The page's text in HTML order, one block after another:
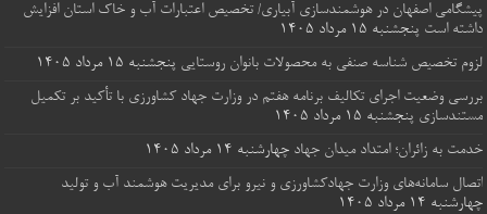
پیشگامی اصفهان در هوشمندسازی آبیاری/ تخصیص اعتبارات آب و خاک استان افزایش
داشته است پنجشنبه ۱۵ مرداد ۱۴۰۵
لزوم تخصیص شناسه صنفی به محصولات بانوان روستایی پنجشنبه ۱۵ مرداد ۱۴۰۵
بررسی وضعیت اجرای تکالیف برنامه هفتم در وزارت جهاد کشاورزی با تأکید بر تکمیل
مستندسازی پنجشنبه ۱۵ مرداد ۱۴۰۵
خدمت به زائران؛ امتداد میدان جهاد چهارشنبه ۱۴ مرداد ۱۴۰۵
اتصال سامانه‌های وزارت جهادکشاورزی و نیرو برای مدیریت هوشمند آب و تولید
چهارشنبه ۱۴ مرداد ۱۴۰۵